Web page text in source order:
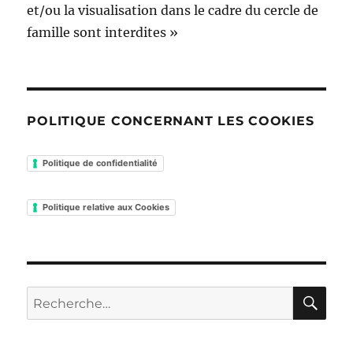
et/ou la visualisation dans le cadre du cercle de
famille sont interdites »
POLITIQUE CONCERNANT LES COOKIES
Politique de confidentialité
Politique relative aux Cookies
Recherche
pour :